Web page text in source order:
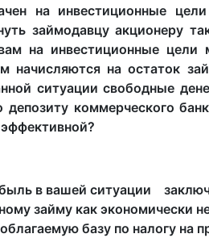
на инвестиционные
займодавцу акционеру
на инвестиционные
начисляются на остаток
ситуации свободные
коммерческого
в вашей ситуации
займу как
базу по налогу на